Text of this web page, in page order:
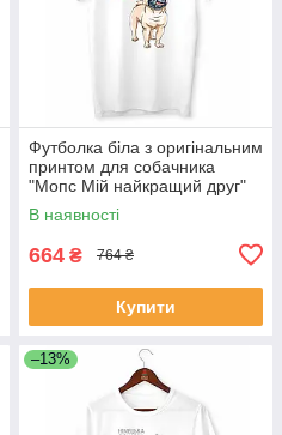
Футболка біла з оригінальним
принтом для собачника
"Мопс Мій найкращий друг"
Push IT
В наявності
664 ₴ 764 ₴
Купити
–13%